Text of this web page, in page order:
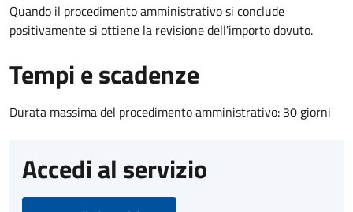
Quando il procedimento amministrativo si conclude
positivamente si ottiene la revisione dell'importo dovuto.
Tempi e scadenze
Durata massima del procedimento amministrativo: 30 giorni
Accedi al servizio